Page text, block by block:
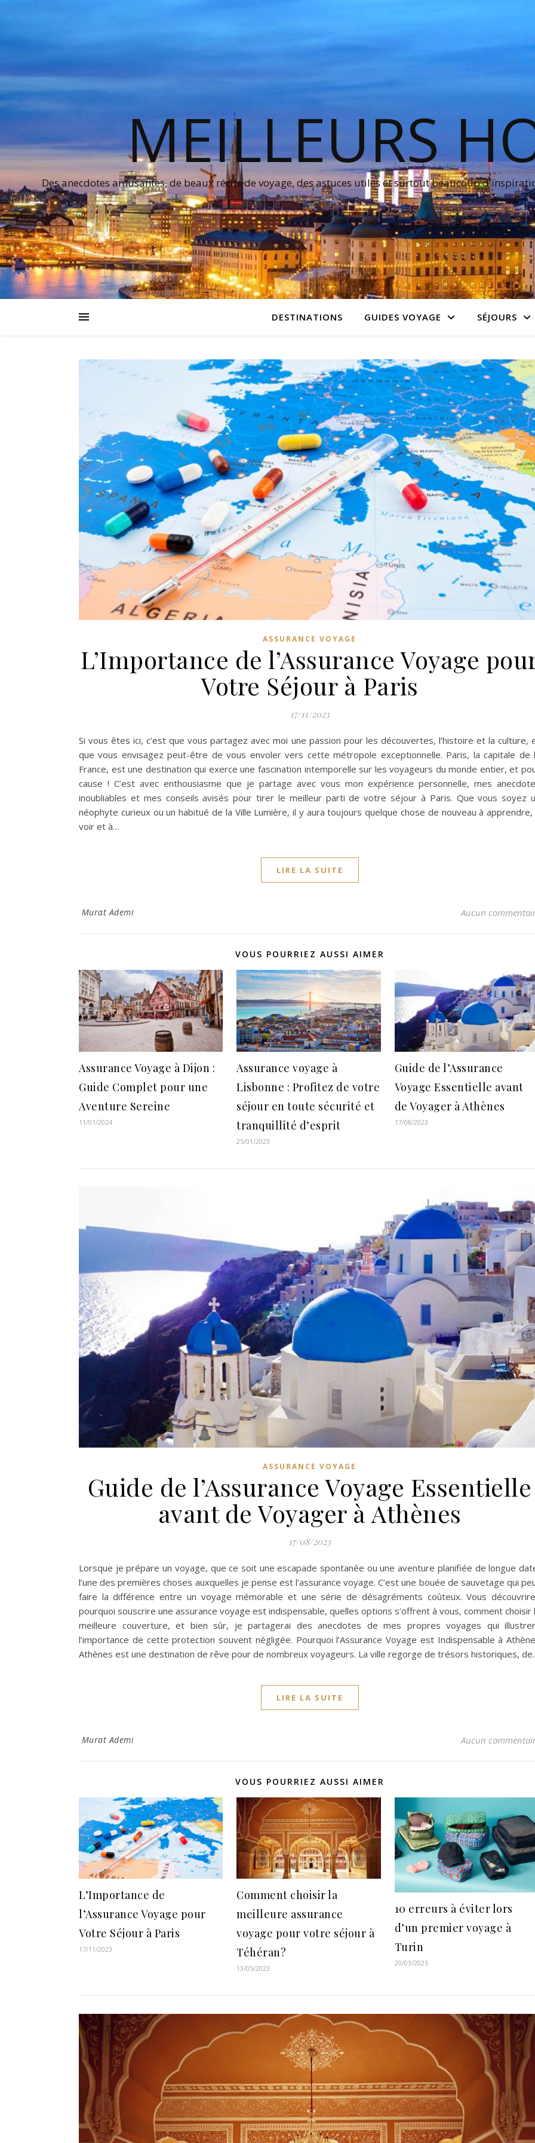
MEILLEURS
Des anecdotes amusantes, de beaux récits de voyage, des astuces utiles et surtout beaucoup
DESTINATIONS GUIDES VOYAGE SÉJOURS
ASSURANCE VOYAGE
L’Importance de l’Assurance Voyage
Votre Séjour à Paris
17/11/2023
Si vous êtes ici, c’est que vous partagez avec moi une passion pour les découvertes, l’histoire et la culture,
que vous envisagez peut-être de vous envoler vers cette métropole exceptionnelle. Paris, la capitale de
France, est une destination qui exerce une fascination intemporelle sur les voyageurs du monde entier, et
cause ! C’est avec enthousiasme que je partage avec vous mon expérience personnelle, mes
inoubliables et mes conseils avisés pour tirer le meilleur parti de votre séjour à Paris. Que vous soyez
néophyte curieux ou un habitué de la Ville Lumière, il y aura toujours quelque chose de nouveau à apprendre,
voir et à…
LIRE LA SUITE
Murat Ademi Aucun
VOUS POURRIEZ AUSSI AIMER
Assurance Voyage à Dijon :
Guide Complet pour une
Aventure Sereine
11/01/2024
Assurance voyage à
Lisbonne : Profitez de votre
séjour en toute sécurité et
tranquillité d’esprit
25/01/2023
Guide de l’Assurance
Voyage Essentielle avant
de Voyager à Athènes
17/08/2023
ASSURANCE VOYAGE
Guide de l’Assurance Voyage Essentielle
avant de Voyager à Athènes
17/08/2023
Lorsque je prépare un voyage, que ce soit une escapade spontanée ou une aventure planifiée de longue
l’une des premières choses auxquelles je pense est l’assurance voyage. C’est une bouée de sauvetage qui
faire la différence entre un voyage mémorable et une série de désagréments coûteux. Vous
pourquoi souscrire une assurance voyage est indispensable, quelles options s’offrent à vous, comment choisir
meilleure couverture, et bien sûr, je partagerai des anecdotes de mes propres voyages qui
l’importance de cette protection souvent négligée. Pourquoi l’Assurance Voyage est Indispensable à
Athènes est une destination de rêve pour de nombreux voyageurs. La ville regorge de trésors historiques,
LIRE LA SUITE
Murat Ademi Aucun
VOUS POURRIEZ AUSSI AIMER
L’Importance de
l’Assurance Voyage pour
Votre Séjour à Paris
17/11/2023
Comment choisir la
meilleure assurance
voyage pour votre séjour à
Téhéran?
13/05/2023
10 erreurs à éviter lors
d’un premier voyage à
Turin
20/03/2025